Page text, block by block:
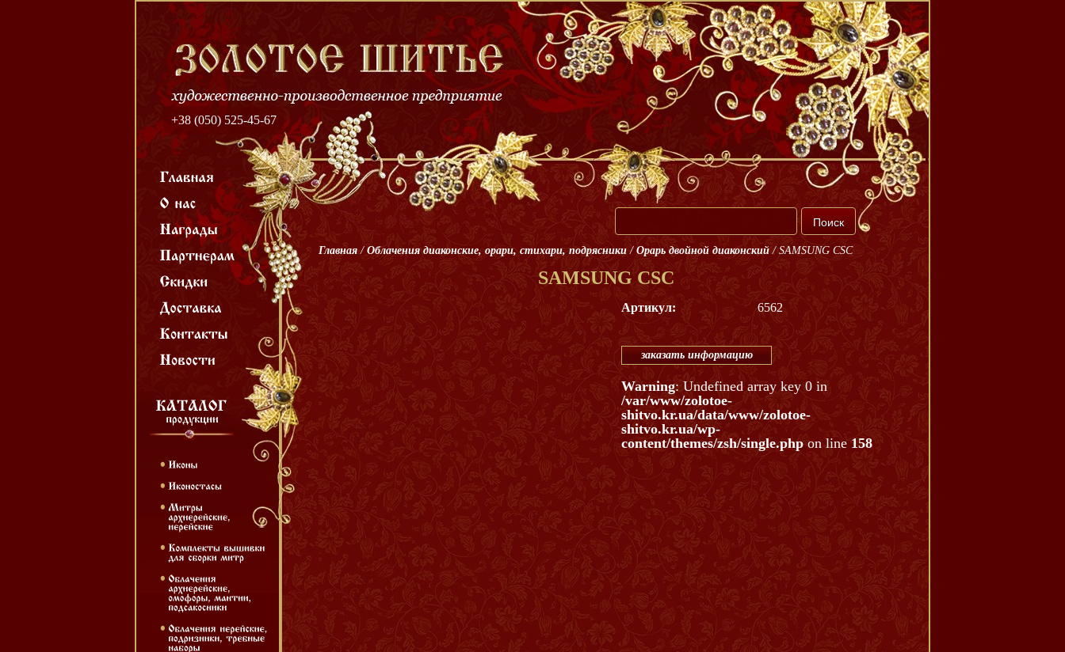
+38 (050) 525-45-67
Главная / Облачения диаконские, орари, стихари, подрясники / Орарь двойной диаконский / SAMSUNG CSC
SAMSUNG CSC
Артикул: 6562
заказать информацию
Warning: Undefined array key 0 in
/var/www/zolotoe-
shitvo.kr.ua/data/www/zolotoe-
shitvo.kr.ua/wp-
content/themes/zsh/single.php on line158